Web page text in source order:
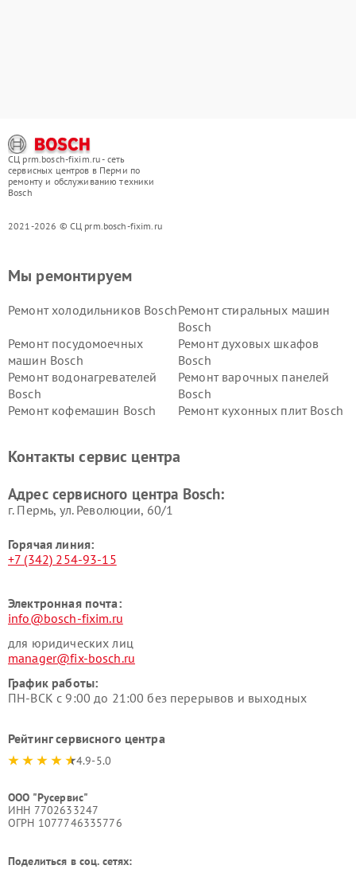
СЦ prm.bosch-fixim.ru - сеть
сервисных центров в Перми по
ремонту и обслуживанию техники
Bosch
2021-2026 © СЦ prm.bosch-fixim.ru
Мы ремонтируем
Ремонт холодильников BoschРемонт стиральных машин
Bosch
Ремонт посудомоечных
машин Bosch
Ремонт духовых шкафов
Bosch
Ремонт водонагревателей
Bosch
Ремонт варочных панелей
Bosch
Ремонт кофемашин Bosch
Ремонт кухонных плит Bosch
Ремонт сушильных автоматовРемонт морозильных камер
Контакты сервис центра
Адрес сервисного центра Bosch:
г. Пермь, ул. ​Революции, 60/1
Горячая линия:
+7 (342) 254-93-15
Электронная почта:
info@bosch-fixim.ru
для юридических лиц
manager@fix-bosch.ru
График работы:
ПН-ВСК с 9:00 до 21:00 без перерывов и выходных
Рейтинг сервисного центра
4.9-5.0
ООО "Русервис"
ИНН 7702633247
ОГРН 1077746335776
Поделиться в соц. сетях: